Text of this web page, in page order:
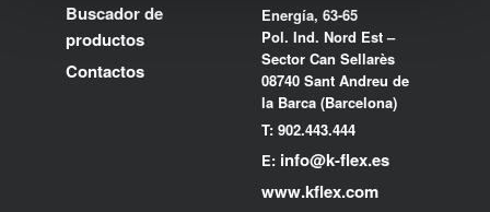
Buscador de
productos
Contactos
Energía, 63-65
Pol. Ind. Nord Est –
Sector Can Sellarès
08740 Sant Andreu de
la Barca (Barcelona)
T: 902.443.444
E: info@k-flex.es
www.kflex.com